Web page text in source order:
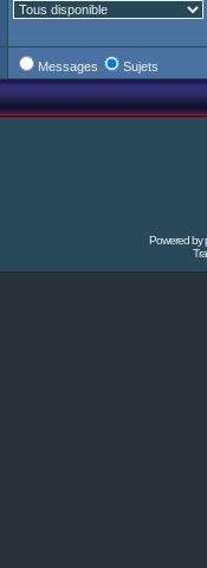
Messages Sujets
Powered by